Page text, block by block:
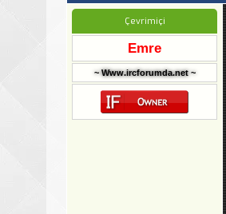
Çevrimiçi
Emre
~ Www.ircforumda.net ~